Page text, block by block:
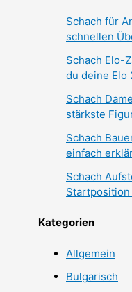
Schach für
schnellen
Schach Elo-
du deine Elo
Schach
stärkste
Schach
einfach
Schach
Kategorien
Allgemein
Bulgarisch